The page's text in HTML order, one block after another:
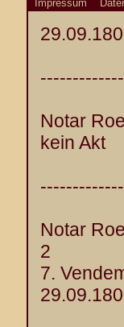
Impressum
Notar
kein Akt
Notar
2
7.